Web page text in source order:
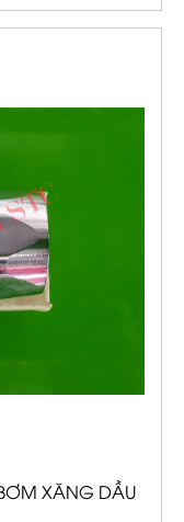
XĂNG DẦU